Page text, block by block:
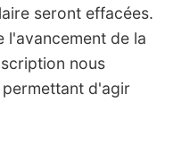
seront effacées.
l'avancement de la
nous
d'agir